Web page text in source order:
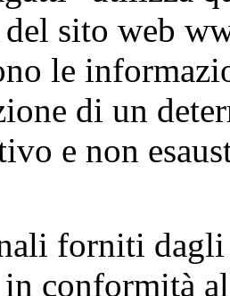
sito web
le
di un
e non
forniti
conformità